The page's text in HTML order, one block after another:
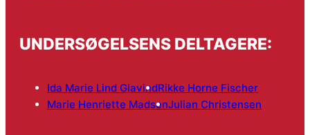
UNDERSØGELSENS DELTAGERE:
Ida Marie Lind GlavindRikke Horne Fischer
Marie Henriette MadsenJulian Christensen